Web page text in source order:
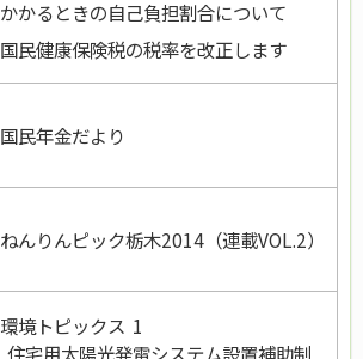
かかるときの自己負担割合について
国民健康保険税の税率を改正します
国民年金だより
ねんりんピック栃木2014（連載VOL.2）
環境トピックス 1
住宅用太陽光発電システム設置補助制